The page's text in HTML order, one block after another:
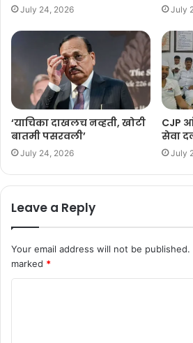
July 24, 2026 July
‘याचिका दाखलच नव्हती, खोटी
बातमी पसरवली’
July 24, 2026
CJP
सेवा
July
Leave a Reply
Your email address will not be published.
marked *